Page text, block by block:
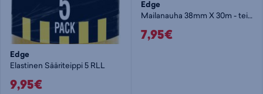
Edge
Elastinen Sääriteippi 5 RLL
9,95€
Edge
Mailanauha 38mm X 30m - teippi
7,95€